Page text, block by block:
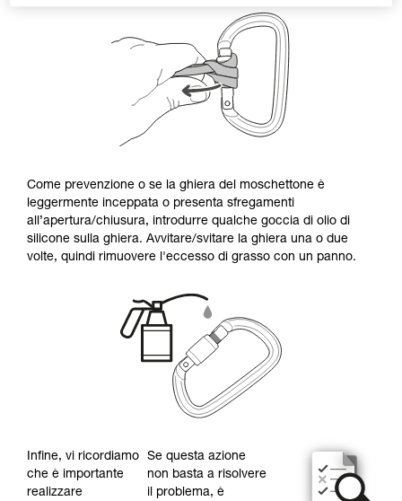
Come prevenzione o se la ghiera del moschettone è
leggermente inceppata o presenta sfregamenti
all’apertura/chiusura, introdurre qualche goccia di olio di
silicone sulla ghiera. Avvitare/svitare la ghiera una o due
volte, quindi rimuovere l'eccesso di grasso con un panno.
Infine, vi ricordiamo
che è importante
realizzare
Se questa azione
non basta a risolvere
il problema, è